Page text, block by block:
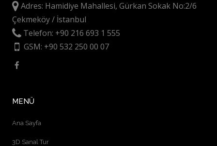
Adres: Hamidiye Mahallesi, Gürkan Sokak No:2/6
Çekmeköy / İstanbul
Telefon: +90 216 693 1 555
GSM: +90 532 250 00 07
MENÜ
Ana Sayfa
3D Sanal Tur